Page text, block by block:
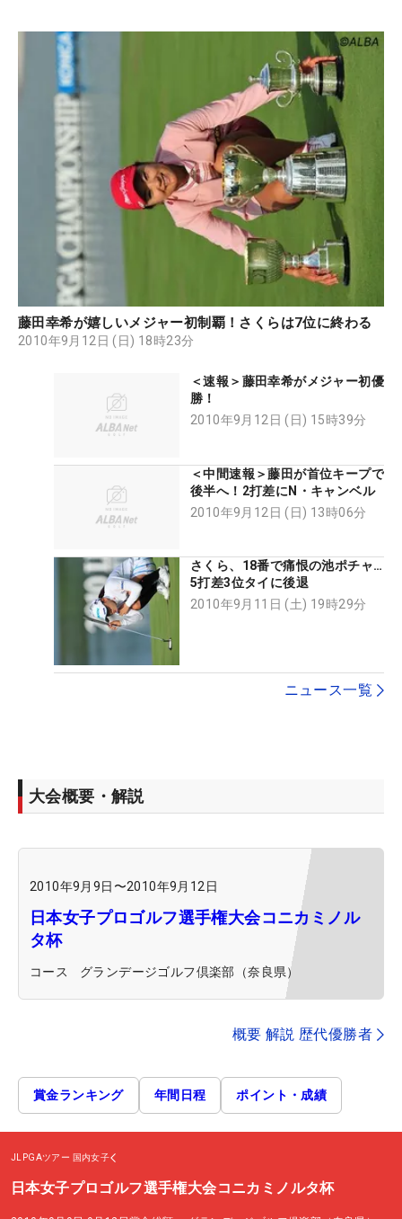
藤田幸希が嬉しいメジャー初制覇！さくらは7位に終わる
2010年9月12日 (日) 18時23分
＜速報＞藤田幸希がメジャー初優
勝！
2010年9月12日 (日) 15時39分
＜中間速報＞藤田が首位キープで
後半へ！2打差にN・キャンベル
2010年9月12日 (日) 13時06分
さくら、18番で痛恨の池ポチャ…
5打差3位タイに後退
2010年9月11日 (土) 19時29分
ニュース一覧
大会概要・解説
2010年9月9日 〜2010年9月12日
日本女子プロゴルフ選手権大会コニカミノル
タ杯
コース グランデージゴルフ倶楽部（奈良県）
概要 解説 歴代優勝者
賞金ランキング 年間日程 ポイント・成績
JLPGAツアー 国内女子
日本女子プロゴルフ選手権大会コニカミノルタ杯